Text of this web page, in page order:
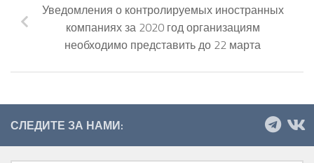
Уведомления о контролируемых иностранных
компаниях за 2020 год организациям
необходимо представить до 22 марта
СЛЕДИТЕ ЗА НАМИ: